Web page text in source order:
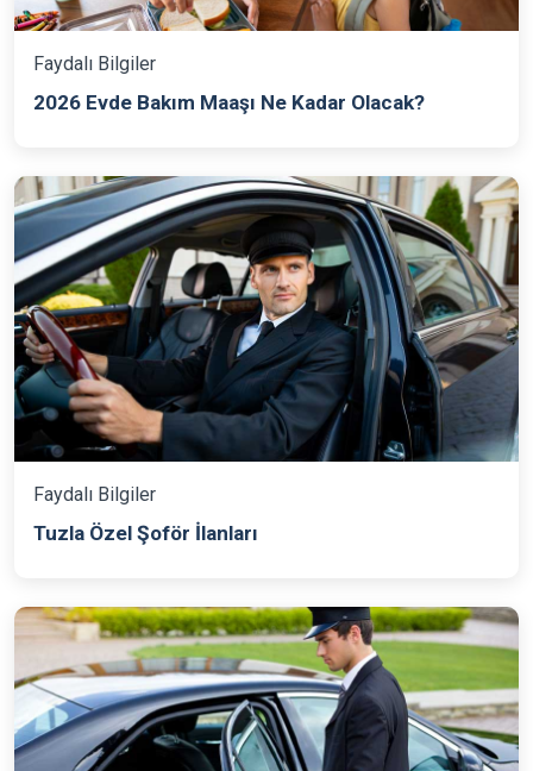
Faydalı Bilgiler
2026 Evde Bakım Maaşı Ne Kadar Olacak?
Faydalı Bilgiler
Tuzla Özel Şoför İlanları